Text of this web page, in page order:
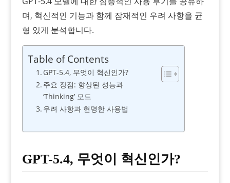
며, 혁신적인 기능과 함께 잠재적인 우려 사항을 균
형 있게 분석합니다.
Table of Contents
GPT-5.4, 무엇이 혁신인가?
주요 장점: 향상된 성능과
‘Thinking’ 모드
우려 사항과 현명한 사용법
GPT-5.4, 무엇이 혁신인가?